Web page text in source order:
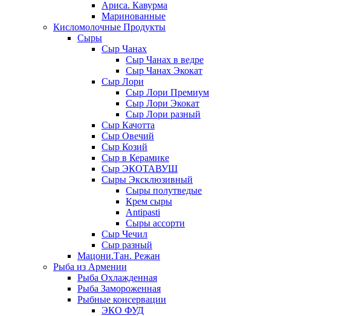
Ариса. Кавурма
Маринованные
Кисломолочные Продукты
Сыры
Сыр Чанах
Сыр Чанах в ведре
Сыр Чанах Экокат
Сыр Лори
Сыр Лори Премиум
Сыр Лори Экокат
Сыр Лори разный
Сыр Качотта
Сыр Овечий
Сыр Козий
Сыр в Керамике
Сыр ЭКОТАВУШ
Сыры Эксклюзивный
Сыры полутведые
Крем сыры
Antipasti
Сыры ассорти
Сыр Чечил
Сыр разный
Мацони.Тан. Режан
Рыба из Армении
Рыба Охлажденная
Рыба Замороженная
Рыбные консервации
ЭКО ФУД